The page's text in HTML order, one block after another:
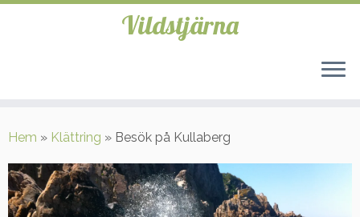
till
Vildstjärna
Hem » Klättring » Besök på Kullaberg